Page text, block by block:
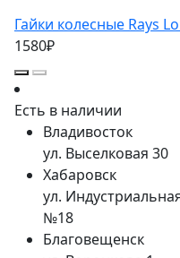
Гайки колесные Rays
1580₽
Есть в наличии
Владивосток
ул. Выселковая 30
Хабаровск
ул.
№18
Благовещенск